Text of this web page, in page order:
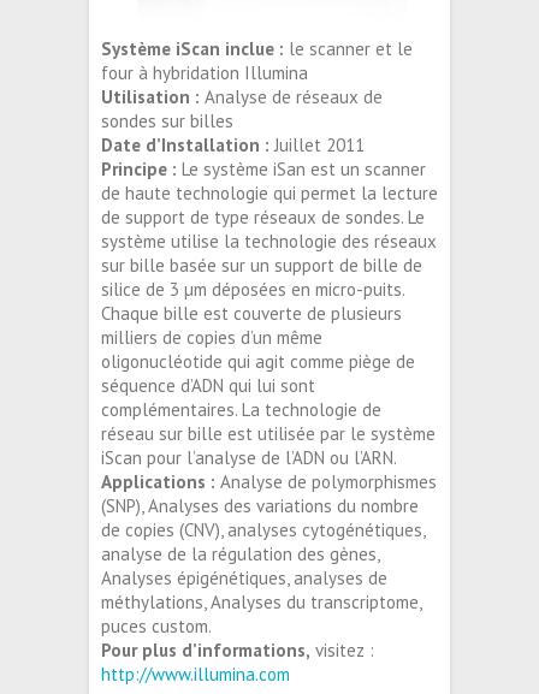
Système iScan inclue : le scanner et le
four à hybridation Illumina
Utilisation : Analyse de réseaux de
sondes sur billes
Date d’Installation : Juillet 2011
Principe : Le système iSan est un scanner
de haute technologie qui permet la lecture
de support de type réseaux de sondes. Le
système utilise la technologie des réseaux
sur bille basée sur un support de bille de
silice de 3 µm déposées en micro-puits.
Chaque bille est couverte de plusieurs
milliers de copies d’un même
oligonucléotide qui agit comme piège de
séquence d’ADN qui lui sont
complémentaires. La technologie de
réseau sur bille est utilisée par le système
iScan pour l’analyse de l’ADN ou l’ARN.
Applications : Analyse de polymorphismes
(SNP), Analyses des variations du nombre
de copies (CNV), analyses cytogénétiques,
analyse de la régulation des gènes,
Analyses épigénétiques, analyses de
méthylations, Analyses du transcriptome,
puces custom.
Pour plus d’informations, visitez :
http://www.illumina.com